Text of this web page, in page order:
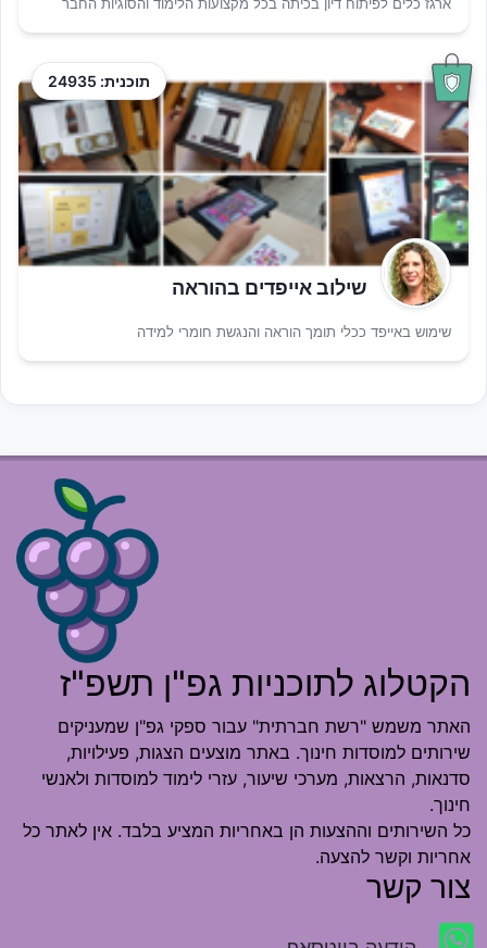
ארגז כלים לפיתוח דיון בכיתה בכל מקצועות הלימוד והסוגיות החבר
תוכנית: 24935
שילוב אייפדים בהוראה
שימוש באייפד ככלי תומך הוראה והנגשת חומרי למידה
הקטלוג לתוכניות גפ"ן תשפ"ז
האתר משמש "רשת חברתית" עבור ספקי גפ"ן שמעניקים
שירותים למוסדות חינוך. באתר מוצעים הצגות, פעילויות,
סדנאות, הרצאות, מערכי שיעור, עזרי לימוד למוסדות ולאנשי
חינוך.
כל השירותים וההצעות הן באחריות המציע בלבד. אין לאתר כל
אחריות וקשר להצעה.
צור קשר